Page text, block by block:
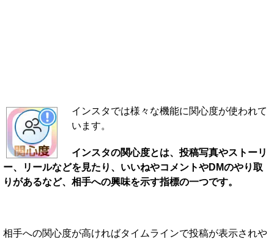
インスタでは様々な機能に関心度が使われて
います。
インスタの関心度とは、投稿写真やストーリ
ー、リールなどを見たり、いいねやコメントやDMのやり取
りがあるなど、相手への興味を示す指標の一つです。
相手への関心度が高ければタイムラインで投稿が表示されや